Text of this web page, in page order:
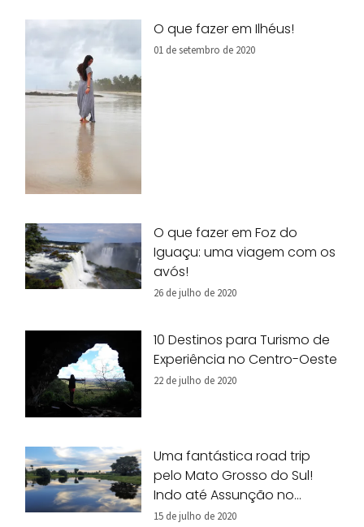
O que fazer em Ilhéus!
01 de setembro de 2020
O que fazer em Foz do
Iguaçu: uma viagem com os
avós!
26 de julho de 2020
10 Destinos para Turismo de
Experiência no Centro-Oeste
22 de julho de 2020
Uma fantástica road trip
pelo Mato Grosso do Sul!
Indo até Assunção no
Paraguai.
15 de julho de 2020